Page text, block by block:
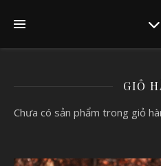
GIỎ
Chưa có sản phẩm trong giỏ